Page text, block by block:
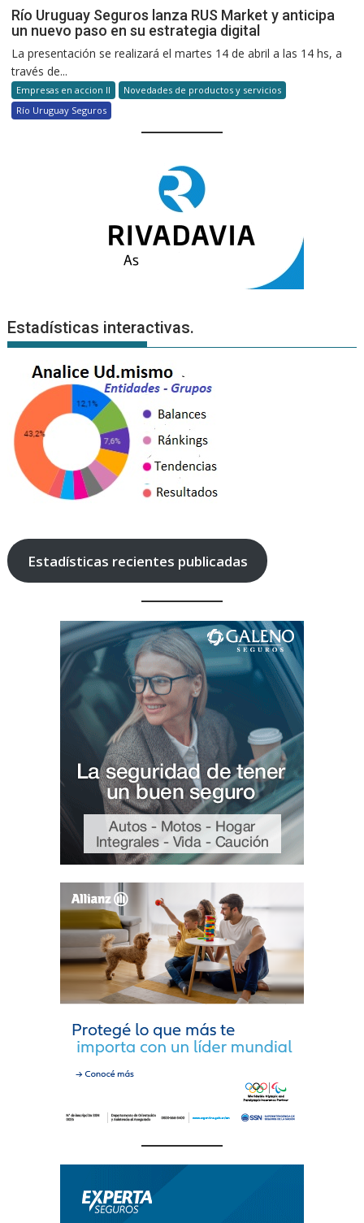
Río Uruguay Seguros lanza RUS Market y anticipa
un nuevo paso en su estrategia digital
La presentación se realizará el martes 14 de abril a las 14 hs, a
través de...
Empresas en accion II
Novedades de productos y servicios
Río Uruguay Seguros
Estadísticas interactivas.
Estadísticas recientes publicadas